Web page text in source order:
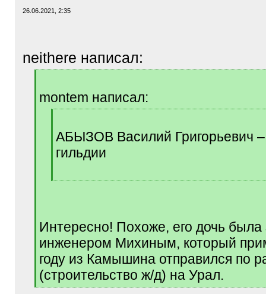
26.06.2021, 2:35
neithere написал:
]
montem написал:
]АБЫЗОВ Василий Григорьевич –
гильдии
[
Интересно! Похоже, его дочь
инженером Михиным, который
году из Камышина отправился по
(строительство ж/д) на Урал.
[